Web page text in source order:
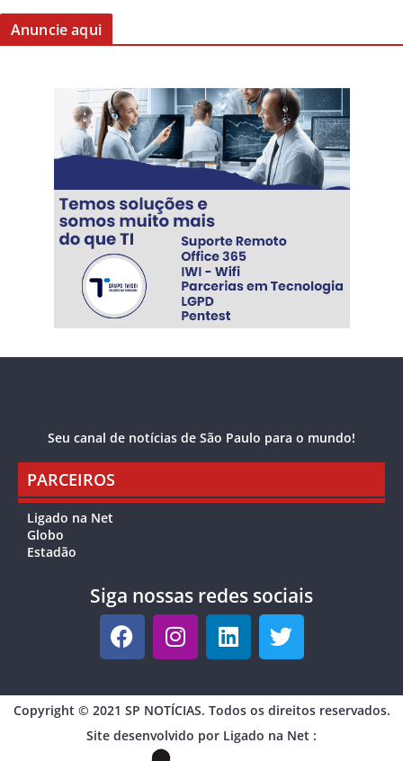
Anuncie aqui
Seu canal de notícias de São Paulo para o mundo!
PARCEIROS
Ligado na Net
Globo
Estadão
Siga nossas redes sociais
Copyright © 2021 SP NOTÍCIAS. Todos os direitos reservados.
Site desenvolvido por Ligado na Net :